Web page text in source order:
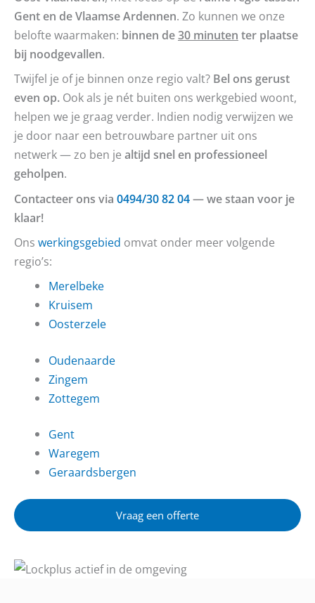
Gent en de Vlaamse Ardennen. Zo kunnen we onze
belofte waarmaken: binnen de30 minuten ter plaatse
bij noodgevallen.
Twijfel je of je binnen onze regio valt? Bel ons gerust
even op. Ook als je nét buiten ons werkgebied woont,
helpen we je graag verder. Indien nodig verwijzen we
je door naar een betrouwbare partner uit ons
netwerk — zo ben je altijd snel en professioneel
geholpen.
Contacteer ons via 0494/30 82 04— we staan voor je
klaar!
Ons werkingsgebied omvat onder meer volgende
regio’s:
Merelbeke
Kruisem
Oosterzele
Oudenaarde
Zingem
Zottegem
Gent
Waregem
Geraardsbergen
Vraag een offerte